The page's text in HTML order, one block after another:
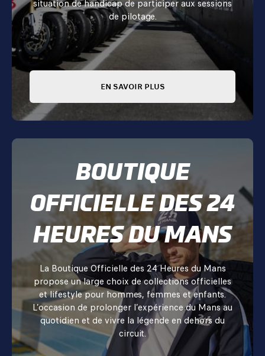
situation de handicap de participer aux sessions
de pilotage.
EN SAVOIR PLUS
BOUTIQUE
OFFICIELLE DES 24
HEURES DU MANS
La Boutique Officielle des 24 Heures du Mans
propose un large choix de collections officielles
et lifestyle pour hommes, femmes et enfants.
L’occasion de prolonger l’expérience du Mans au
quotidien et de vivre la légende en dehors du
circuit.